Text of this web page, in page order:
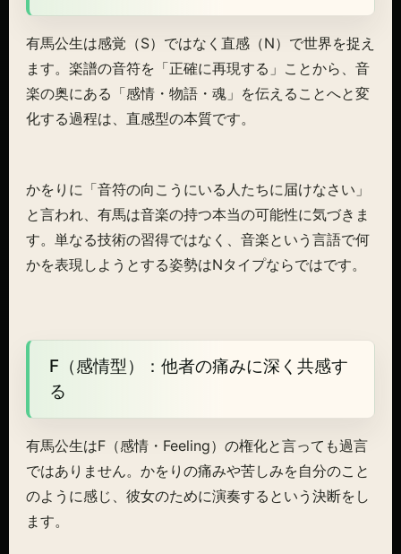
有馬公生は感覚（S）ではなく直感（N）で世界を捉え
ます。楽譜の音符を「正確に再現する」ことから、音
楽の奥にある「感情・物語・魂」を伝えることへと変
化する過程は、直感型の本質です。
かをりに「音符の向こうにいる人たちに届けなさい」
と言われ、有馬は音楽の持つ本当の可能性に気づきま
す。単なる技術の習得ではなく、音楽という言語で何
かを表現しようとする姿勢はNタイプならではです。
F（感情型）：他者の痛みに深く共感す
る
有馬公生はF（感情・Feeling）の権化と言っても過言
ではありません。かをりの痛みや苦しみを自分のこと
のように感じ、彼女のために演奏するという決断をし
ます。